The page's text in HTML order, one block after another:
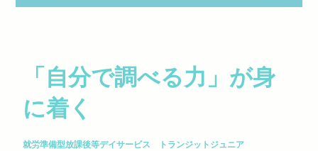
「自分で調べる力」が身
に着く
就労準備型放課後等デイサービス トランジットジュニア